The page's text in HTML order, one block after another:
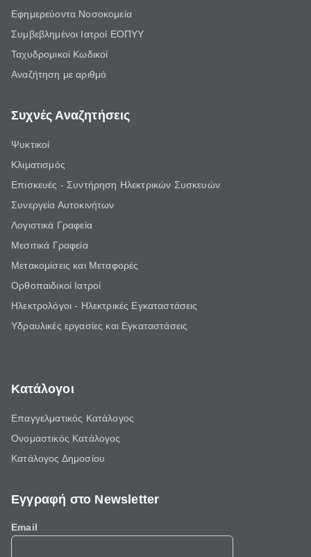
Εφημερεύοντα Νοσοκομεία
Συμβεβλημένοι Ιατροί ΕΟΠΥΥ
Ταχυδρομικοί Κωδικοί
Αναζήτηση με αριθμό
Συχνές Αναζητήσεις
Ψυκτικοί
Κλιματισμός
Επισκευές - Συντήρηση Ηλεκτρικών Συσκευών
Συνεργεία Αυτοκινήτων
Λογιστικά Γραφεία
Μεσιτικά Γραφεία
Μετακομίσεις και Μεταφορές
Ορθοπαιδικοί Ιατροί
Ηλεκτρολόγοι - Ηλεκτρικές Εγκαταστάσεις
Υδραυλικές εργασίες και Εγκαταστάσεις
Κατάλογοι
Επαγγελματικός Κατάλογος
Ονομαστικός Κατάλογος
Κατάλογος Δημοσίου
Εγγραφή στο Newsletter
Email